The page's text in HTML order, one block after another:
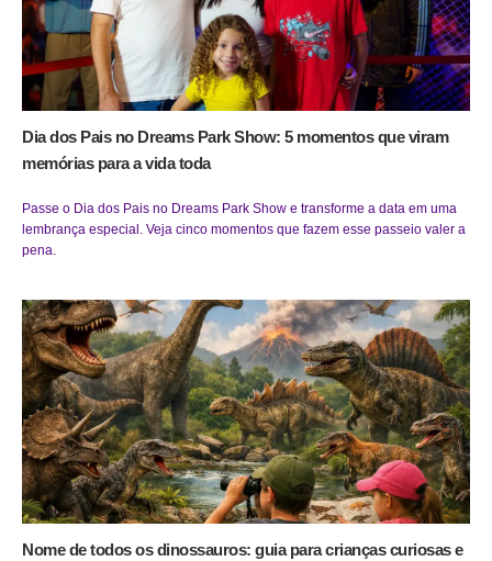
Dia dos Pais no Dreams Park Show: 5 momentos que viram
memórias para a vida toda
Passe o Dia dos Pais no Dreams Park Show e transforme a data em uma
lembrança especial. Veja cinco momentos que fazem esse passeio valer a
pena.
Nome de todos os dinossauros: guia para crianças curiosas e